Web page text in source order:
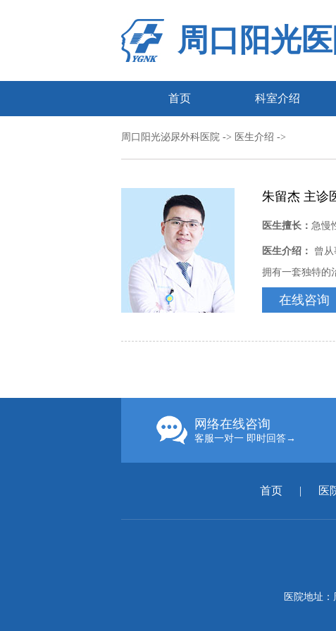
周口阳光
首页 科室介绍
周口阳光泌尿外科医院 -> 医生介绍 ->
朱留杰 主诊
医生擅长： 急慢
医生介绍：
曾
拥有一套独特的
在线咨询
网络在线咨询
客服一对一 即时回答→
首页 | 医
医院地址